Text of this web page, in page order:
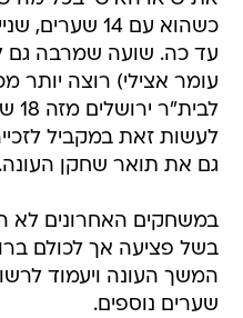
כשהוא עם 14
עד כה. שועה שמרבה גם
עומר אצילי) רוצה יותר
לעשות זאת במקביל
גם את תואר שחקן העונה.
במשחקים האחרונים לא
בשל פציעה אך לכולם
המשך העונה ויעמוד
שערים נוספים.